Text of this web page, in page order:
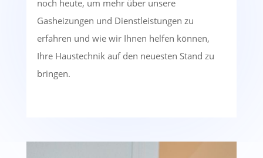
noch heute, um mehr über unsere
Gasheizungen und Dienstleistungen zu
erfahren und wie wir Ihnen helfen können,
Ihre Haustechnik auf den neuesten Stand zu
bringen.